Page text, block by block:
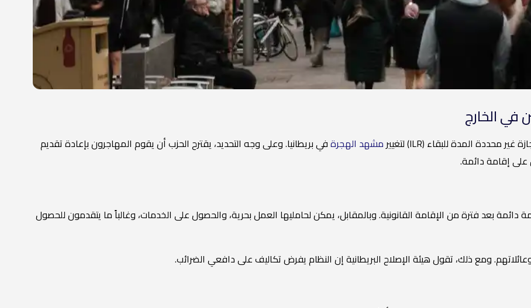
في الخارج
مشهد الهجرةفي بريطانيا. وعلى وجه التحديد، يقترح الحزب أن يقوم المهاجرون بإعادة تقديم
إقامة دائمة.
بعد فترة من الإقامة القانونية. وبالمقابل، يمكن لحامليها العمل بحرية، والحصول على الخدمات، وغالباً ما يتقدمون للحصول
ومع ذلك، تقول هيئة الإصلاح البريطانية إن النظام يفرض تكاليف على دافعي الضرائب.